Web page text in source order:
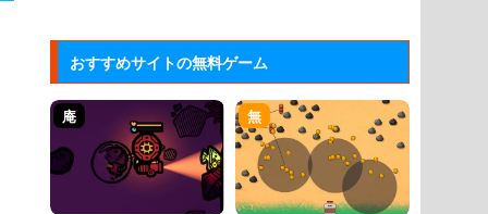
おすすめサイトの無料ゲーム
庵 無